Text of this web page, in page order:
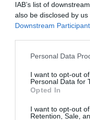
IAB’s list of
also be disclosed by
Downstream
Personal Data
I want to opt-out
Personal Data for
Opted In
I want to opt-out
Retention, Sale,
Τα εργαλεία
συνδυάζονται
Heatmaps ρίσκου
κρίσιμων
ακυρώσεων, πτώση